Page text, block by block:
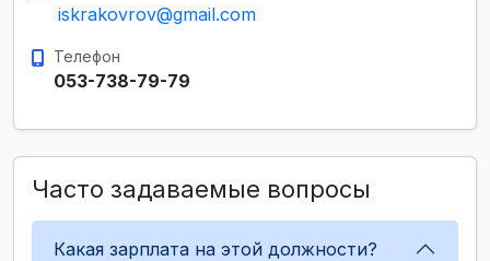
iskrakovrov@gmail.com
Телефон
053-738-79-79
Часто задаваемые вопросы
Какая зарплата на этой должности?